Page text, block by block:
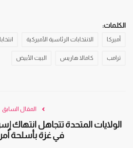
الكلمات:
أميركا الانتخابات الرئاسية الأميركية
ترامب كامالا هاريس البيت الأبيض
المقال السابق
الولايات المتحدة تتجاهل انتهاك
في غزة بأسلحة